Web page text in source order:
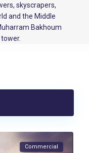
skyscrapers,
and the Middle
Bakhoum
Commercial